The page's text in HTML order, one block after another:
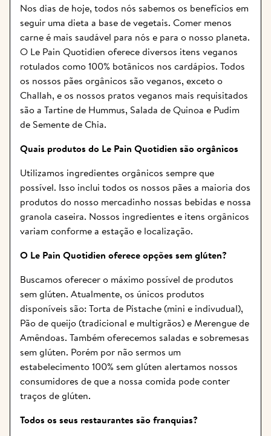
Nos dias de hoje, todos nós sabemos os benefícios em
seguir uma dieta a base de vegetais. Comer menos
carne é mais saudável para nós e para o nosso planeta.
O Le Pain Quotidien oferece diversos itens veganos
rotulados como 100% botânicos nos cardápios. Todos
os nossos pães orgânicos são veganos, exceto o
Challah, e os nossos pratos veganos mais requisitados
são a Tartine de Hummus, Salada de Quinoa e Pudim
de Semente de Chia.
Quais produtos do Le Pain Quotidien são orgânicos
Utilizamos ingredientes orgânicos sempre que
possível. Isso inclui todos os nossos pães a maioria dos
produtos do nosso mercadinho nossas bebidas e nossa
granola caseira. Nossos ingredientes e itens orgânicos
variam conforme a estação e localização.
O Le Pain Quotidien oferece opções sem glúten?
Buscamos oferecer o máximo possível de produtos
sem glúten. Atualmente, os únicos produtos
disponíveis são: Torta de Pistache (mini e indivudual),
Pão de queijo (tradicional e multigrãos) e Merengue de
Amêndoas. Também oferecemos saladas e sobremesas
sem glúten. Porém por não sermos um
estabelecimento 100% sem glúten alertamos nossos
consumidores de que a nossa comida pode conter
traços de glúten.
Todos os seus restaurantes são franquias?